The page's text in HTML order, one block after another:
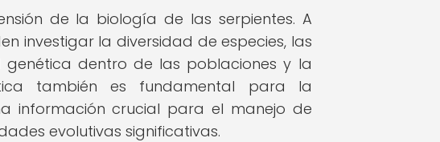
de la biología de las serpientes. A
investigar la diversidad de especies, las
genética dentro de las poblaciones y la
también es fundamental para la
información crucial para el manejo de
evolutivas significativas.